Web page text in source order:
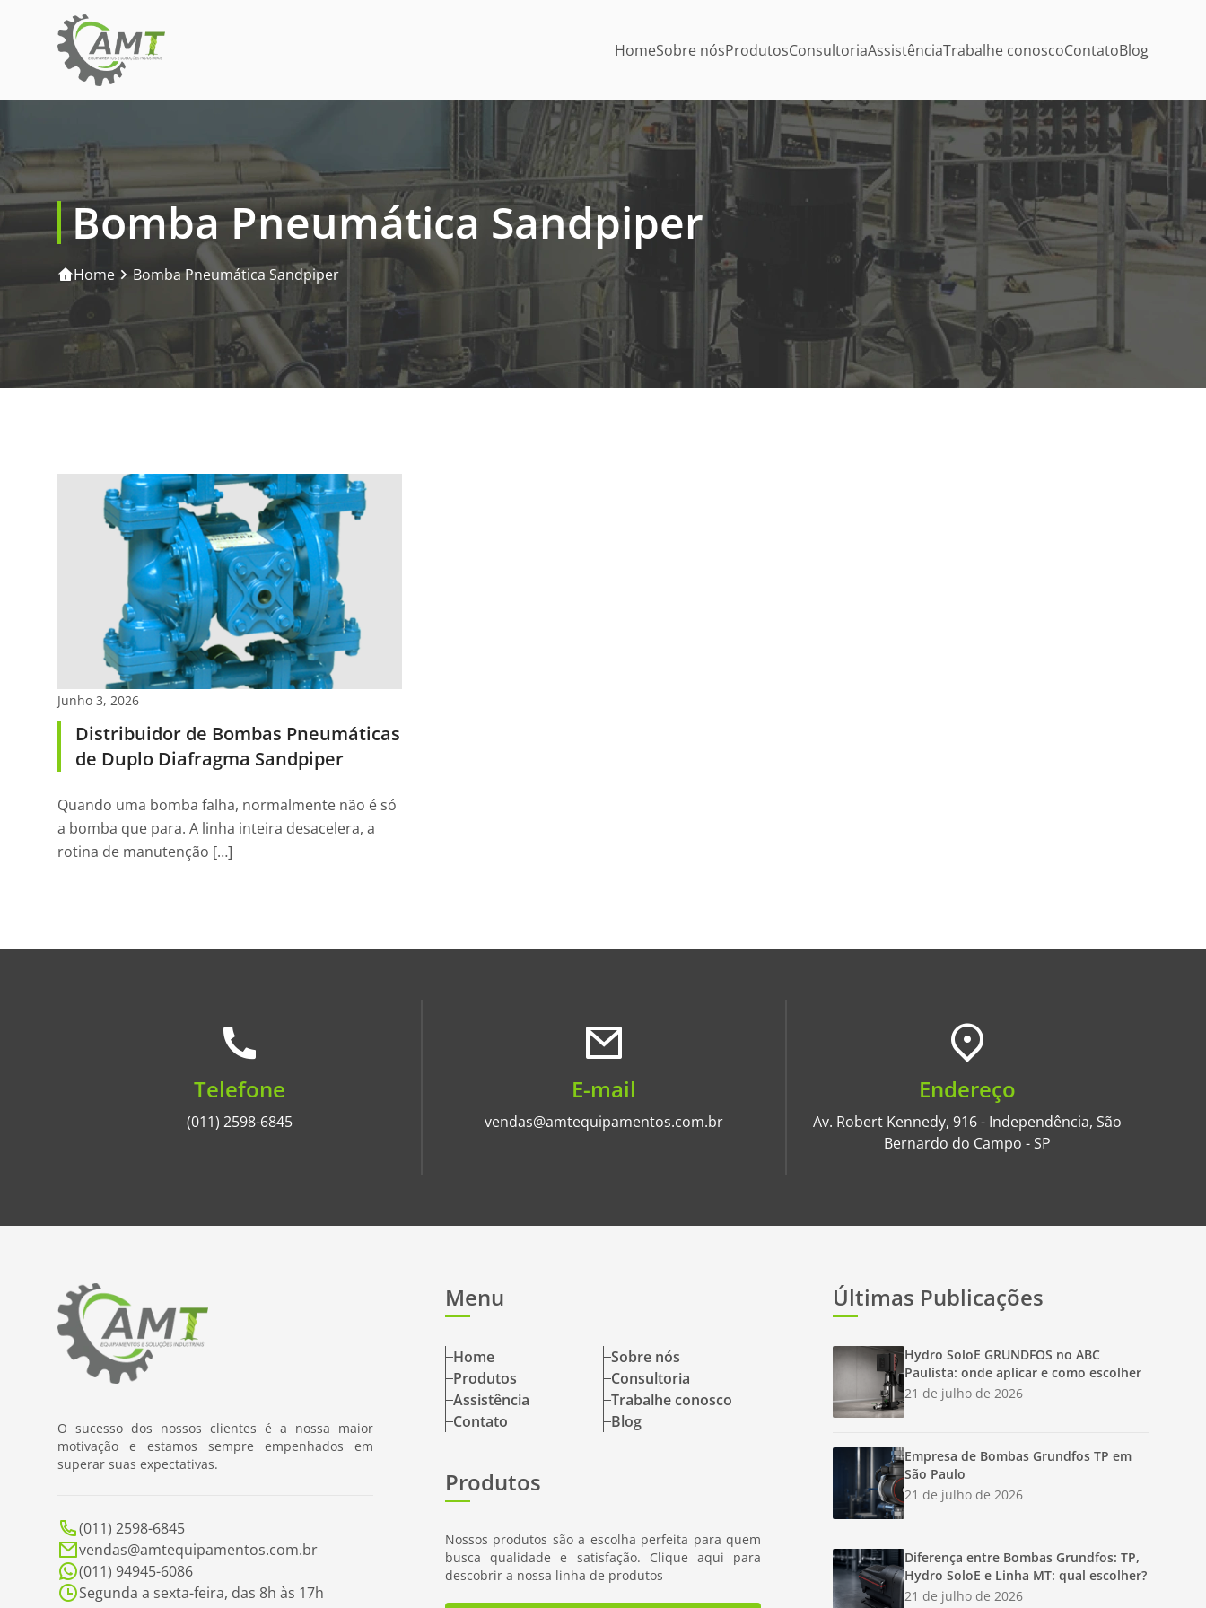
HomeSobre nósProdutosConsultoriaAssistênciaTrabalhe conoscoContatoBlog
Bomba Pneumática Sandpiper
Home Bomba Pneumática Sandpiper
Junho 3, 2026
Distribuidor de Bombas Pneumáticas
de Duplo Diafragma Sandpiper
Quando uma bomba falha, normalmente não é só
a bomba que para. A linha inteira desacelera, a
rotina de manutenção […]
Telefone
(011) 2598-6845
E-mail
vendas@amtequipamentos.com.br
Endereço
Av. Robert Kennedy, 916 - Independência, São
Bernardo do Campo - SP
O sucesso dos nossos clientes é a nossa maior
motivação e estamos sempre empenhados em
superar suas expectativas.
(011) 2598-6845
vendas@amtequipamentos.com.br
(011) 94945-6086
Segunda a sexta-feira, das 8h às 17h
Menu
Home
Sobre nós
Produtos
Consultoria
Assistência
Trabalhe conosco
Contato
Blog
Produtos
Nossos produtos são a escolha perfeita para quem
busca qualidade e satisfação. Clique aqui para
descobrir a nossa linha de produtos
Últimas Publicações
Hydro SoloE GRUNDFOS no ABC
Paulista: onde aplicar e como escolher
21 de julho de 2026
Empresa de Bombas Grundfos TP em
São Paulo
21 de julho de 2026
Diferença entre Bombas Grundfos: TP,
Hydro SoloE e Linha MT: qual escolher?
21 de julho de 2026